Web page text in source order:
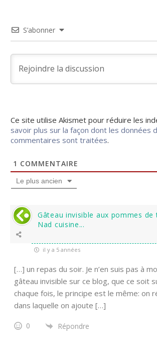
S’abonner
Ce site utilise Akismet pour réduire les
savoir plus sur la façon dont les données
commentaires sont traitées.
1 COMMENTAIRE
Le plus ancien
Gâteau invisible aux pommes de
Nad cuisine...
il y a 5 années
[…] un repas du soir. Je n’en suis pas à
gâteau invisible sur ce blog, que ce soit
chaque fois, le principe est le même: on
dans laquelle on ajoute […]
0 Répondre